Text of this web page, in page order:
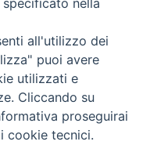
Cuneo
nella
all'utilizzo dei
puoi avere
utilizzati e
Cliccando su
proseguirai
cookie tecnici.